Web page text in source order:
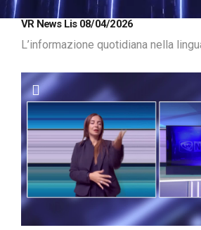
Loaded
10.29%
VR News Lis 08/04/2026
L’informazione quotidiana nella